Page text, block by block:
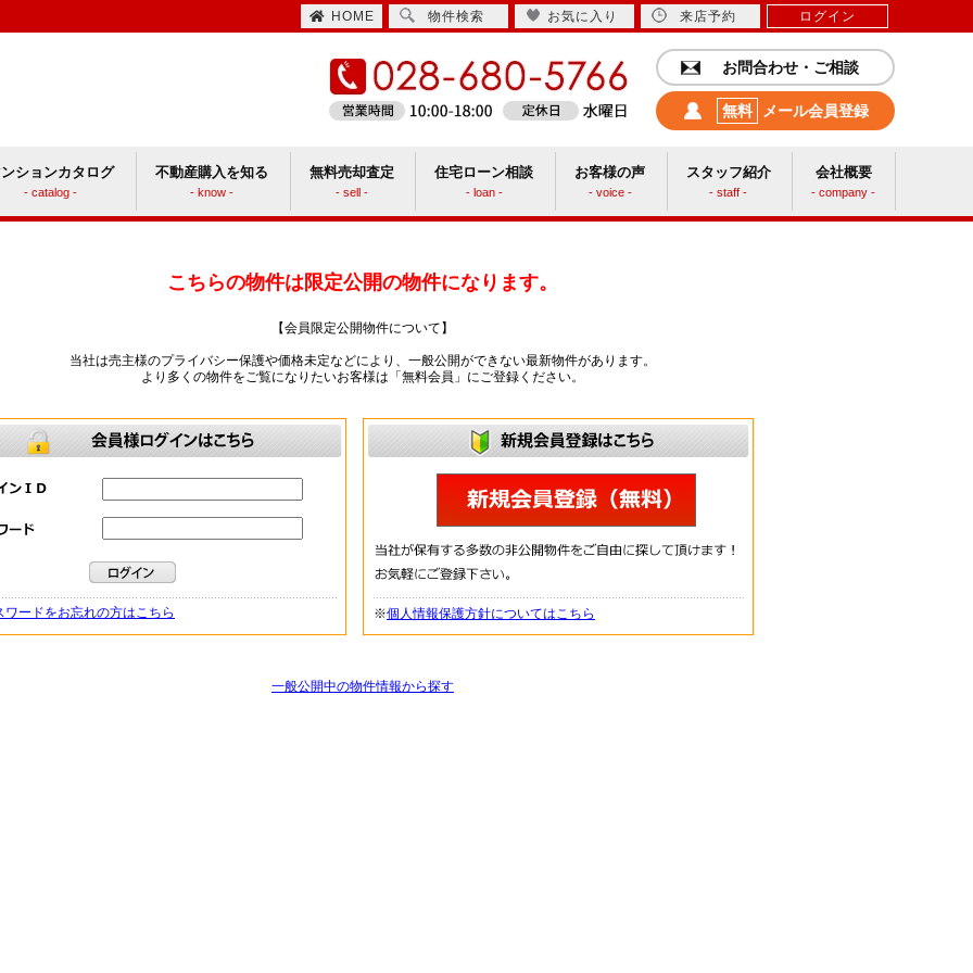
HOME 物件検索 お気に入り 来店予約 ログイン
お問合わせ・ご相談
無料 メール会員登録
ションカタログ
- catalog -
不動産購入を知る
- know -
無料売却査定
- sell -
住宅ローン相談
- loan -
お客様の声
- voice -
スタッフ紹介
- staff -
会社概要
- company -
こちらの物件は限定公開の物件になります。
【会員限定公開物件について】
当社は売主様のプライバシー保護や価格未定などにより、一般公開ができない最新物件があります。
より多くの物件をご覧になりたいお客様は「無料会員」にご登録ください。
ワードをお忘れの方はこちら ※個人情報保護方針についてはこちら
一般公開中の物件情報から探す